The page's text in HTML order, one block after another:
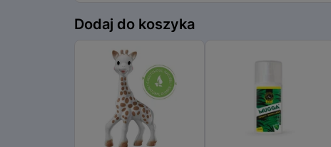
1
of
Dodaj do koszyka